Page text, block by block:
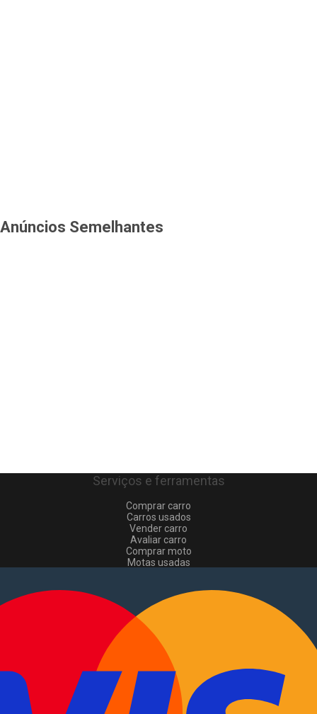
Anúncios Semelhantes
Serviços e ferramentas
Comprar carro
Carros usados
Vender carro
Avaliar carro
Comprar moto
Motas usadas
Comerciais usados
Vender comerciais
Informações
Como comprar e vender
Pacotes de anúncios
Verificar VIN e matrícula
Sitemap
Sobre Nós